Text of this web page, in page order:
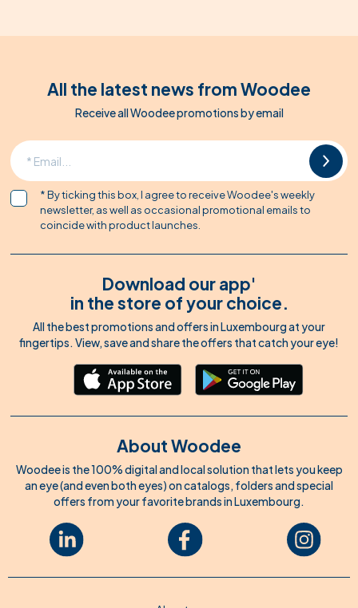
All the latest news from Woodee
Receive all Woodee promotions by email
* By ticking this box, I agree to receive Woodee's weekly
newsletter, as well as occasional promotional emails to
coincide with product launches.
Download our app'
in the store of your choice.
All the best promotions and offers in Luxembourg at your
fingertips. View, save and share the offers that catch your eye!
About Woodee
Woodee is the 100% digital and local solution that lets you keep
an eye (and even both eyes) on catalogs, folders and special
offers from your favorite brands in Luxembourg.